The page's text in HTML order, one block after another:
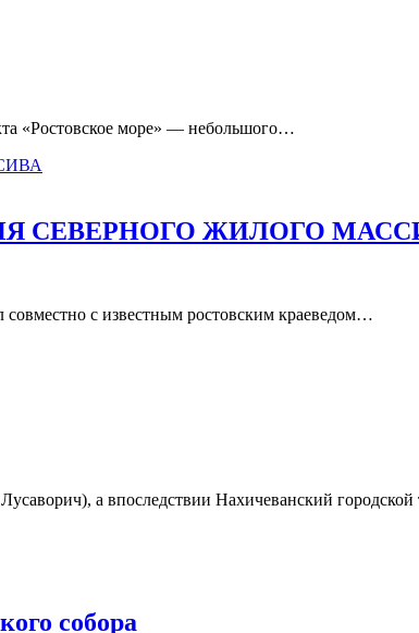
«Ростовское море» — небольшого…
СЕВЕРНОГО ЖИЛОГО
с известным ростовским краеведом…
а впоследствии Нахичеванский
собора